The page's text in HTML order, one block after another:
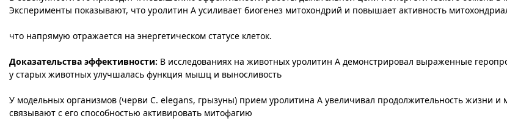
Эксперименты показывают, что уролитин A усиливает биогенез митохондрий и повышает активность
что напрямую отражается на энергетическом статусе клеток.
Доказательства эффективности: В исследованиях на животных уролитин A демонстрировал выраженные
у старых животных улучшалась функция мышц и выносливость​
У модельных организмов (черви C. elegans, грызуны) прием уролитина A увеличивал продолжительность жизни
связывают с его способностью активировать митофагию​